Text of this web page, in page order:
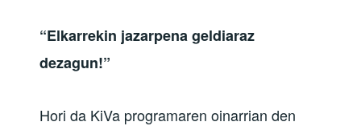
“Elkarrekin jazarpena geldiaraz
dezagun!”
Hori da KiVa programaren oinarrian den